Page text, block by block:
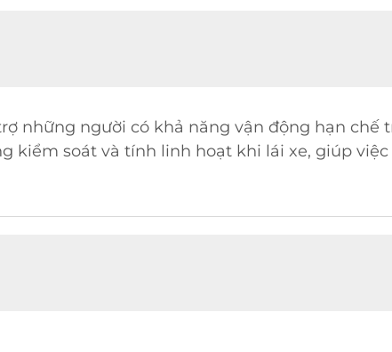
những người có khả năng vận động hạn chế
kiểm soát và tính linh hoạt khi lái xe, giúp việc